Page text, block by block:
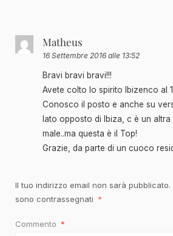
Matheus
16 Settembre 2016 alle 13:52
Bravi bravi bravi!!!
Avete colto lo spirito Ibizenco al
Conosco il posto e anche su
lato opposto di Ibiza, c è un
male..ma questa è il Top!
Grazie, da parte di un cuoco
Il tuo indirizzo email non sarà pubblicato.
sono contrassegnati *
Commento *